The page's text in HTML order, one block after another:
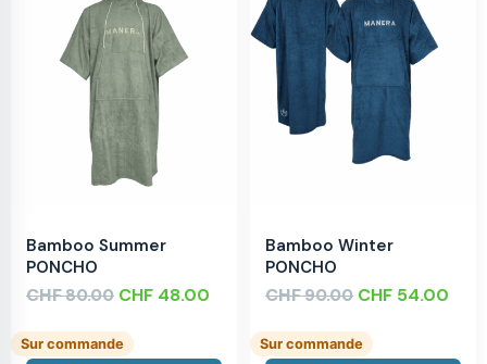
Bamboo Summer
PONCHO
CHF80.00 CHF 48.00
Sur commande
Bamboo Winter
PONCHO
CHF90.00 CHF 54.00
Sur commande